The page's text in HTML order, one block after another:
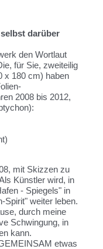
darüber
den Wortlaut
für Sie, zweiteilig
x 180 cm) haben
2008 bis 2012,
mit Skizzen zu
Künstler wird, in
- Spiegels" in
Spirit" weiter leben.
durch meine
Schwingung, in
kann.
etwas